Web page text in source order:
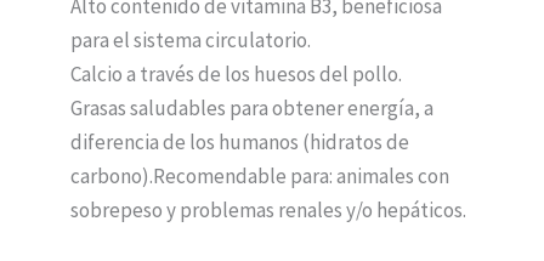
Alto contenido de vitamina B3, beneficiosa
para el sistema circulatorio.
Calcio a través de los huesos del pollo.
Grasas saludables para obtener energía, a
diferencia de los humanos (hidratos de
carbono).Recomendable para: animales con
sobrepeso y problemas renales y/o hepáticos.